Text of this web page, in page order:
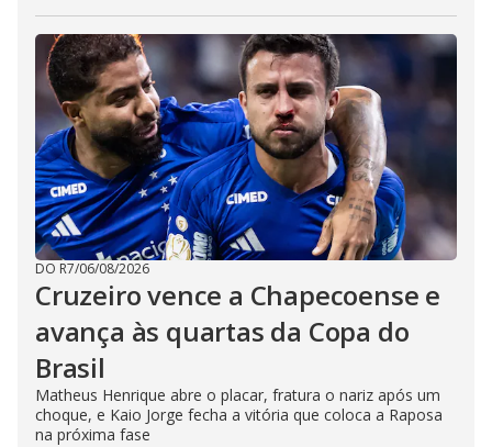
DO R7/06/08/2026
Cruzeiro vence a Chapecoense e
avança às quartas da Copa do
Brasil
Matheus Henrique abre o placar, fratura o nariz após um
choque, e Kaio Jorge fecha a vitória que coloca a Raposa
na próxima fase